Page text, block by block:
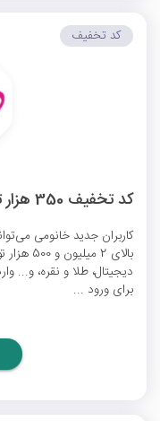
کد تخفیف 350 هزار تومانی اولین خرید خانومی
کاربران جدید خانومی
بالای 2
برای ورود ...
کد تخفیف